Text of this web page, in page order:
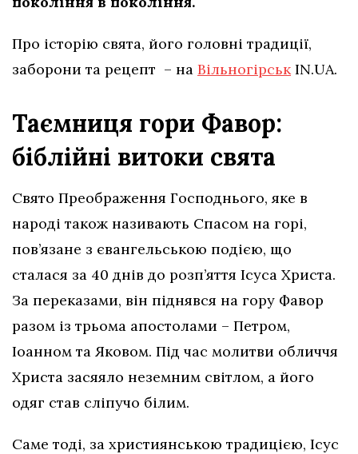
Про історію свята, його головні традиції,
заборони та рецепт – на ВільногірськIN.UA.
Таємниця гори Фавор:
біблійні витоки свята
Свято Преображення Господнього, яке в
народі також називають Спасом на горі,
пов’язане з євангельською подією, що
сталася за 40 днів до розп’яття Ісуса Христа.
За переказами, він піднявся на гору Фавор
разом із трьома апостолами – Петром,
Іоанном та Яковом. Під час молитви обличчя
Христа засяяло неземним світлом, а його
одяг став сліпучо білим.
Саме тоді, за християнською традицією, Ісус